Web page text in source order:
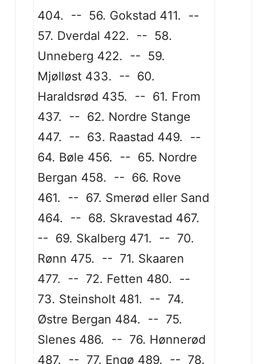
404. -- 56. Gokstad 411. --
57. Dverdal 422. -- 58.
Unneberg 422. -- 59.
Mjølløst 433. -- 60.
Haraldsrød 435. -- 61. From
437. -- 62. Nordre Stange
447. -- 63. Raastad 449. --
64. Bøle 456. -- 65. Nordre
Bergan 458. -- 66. Rove
461. -- 67. Smerød eller Sand
464. -- 68. Skravestad 467.
-- 69. Skalberg 471. -- 70.
Rønn 475. -- 71. Skaaren
477. -- 72. Fetten 480. --
73. Steinsholt 481. -- 74.
Østre Bergan 484. -- 75.
Slenes 486. -- 76. Hønnerød
487. -- 77. Engø 489. -- 78.